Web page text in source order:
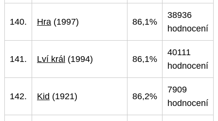
140. Hra (1997) 86,1%
38936
hodnocení
141. Lví král (1994) 86,1%
40111
hodnocení
142. Kid (1921) 86,2%
7909
hodnocení